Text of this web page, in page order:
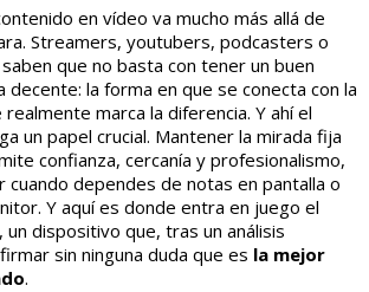
en vídeo va mucho más allá de
Streamers, youtubers, podcasters o
que no basta con tener un buen
decente: la forma en que se conecta con la
marca la diferencia. Y ahí el
un papel crucial. Mantener la mirada fija
confianza, cercanía y profesionalismo,
cuando dependes de notas en pantalla o
Y aquí es donde entra en juego el
, un dispositivo que, tras un análisis
sin ninguna duda que es la mejor
.